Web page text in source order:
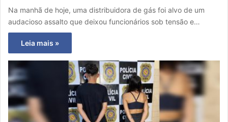
Na manhã de hoje, uma distribuidora de gás foi alvo de um
audacioso assalto que deixou funcionários sob tensão e…
Leia mais »